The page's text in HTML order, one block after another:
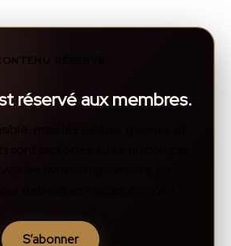
RÉSERVÉ
réservé aux membres.
mais les vidéos, galeries et
sont protégés. Crée un compte
les trailers disponibles, ou
S’abonner